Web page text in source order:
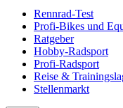
Rennrad-Test
Profi-Bikes und
Ratgeber
Hobby-Radsport
Profi-Radsport
Reise &
Stellenmarkt